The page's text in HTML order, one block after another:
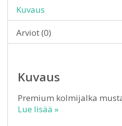
Kuvaus
Arviot (0)
Kuvaus
Premium kolmijalka
Lue lisää »